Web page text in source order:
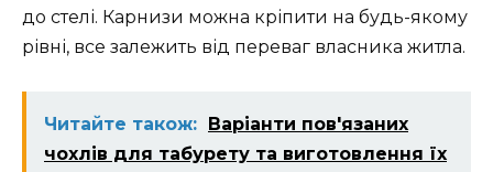
до стелі. Карнизи можна кріпити на будь-якому
рівні, все залежить від переваг власника житла.
Читайте також: Варіанти пов'язаних
чохлів для табурету та виготовлення їх